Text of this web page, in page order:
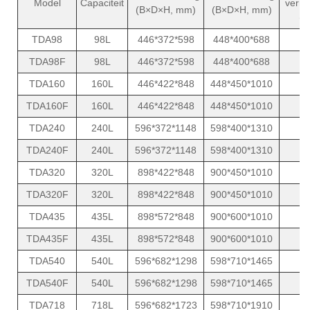
Model Capaciteit
(B×D×H, mm)
(B×D×H, mm)
TDA98
98L 446*372*598 448*400*688
TDA98F
98L 446*372*598 448*400*688
TDA160
160L 446*422*848 448*450*1010
TDA160F
160L 446*422*848 448*450*1010
TDA240
240L 596*372*1148 598*400*1310
TDA240F
240L 596*372*1148 598*400*1310
TDA320
320L 898*422*848 900*450*1010
TDA320F
320L 898*422*848 900*450*1010
TDA435
435L 898*572*848 900*600*1010
TDA435F
435L 898*572*848 900*600*1010
TDA540
540L 596*682*1298 598*710*1465
TDA540F
540L 596*682*1298 598*710*1465
TDA718
718L 596*682*1723 598*710*1910